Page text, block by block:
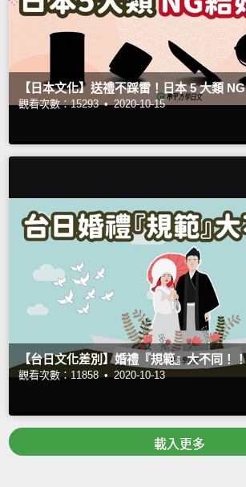
【日本文化】送禮不踩雷！日本 5 大類
觀看次數：15293 • 2020-10-15
【台日文化差別】婚禮『規範』大不同！
觀看次數：11858 • 2020-10-13
載入更多